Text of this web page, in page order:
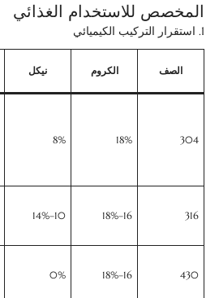
المخصص للاستخدام الغذائي
1. استقرار التركيب الكيميائي
الصف الكروم نيكل
304
18%
8%
316
16–18%
10–14%
430
16–18%
0%